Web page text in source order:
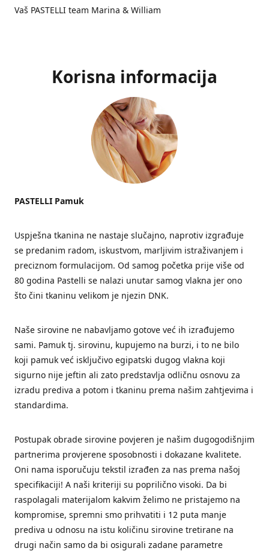
Vaš PASTELLI team Marina & William
Korisna informacija
PASTELLI Pamuk
Uspješna tkanina ne nastaje slučajno, naprotiv izgrađuje
se predanim radom, iskustvom, marljivim istraživanjem i
preciznom formulacijom. Od samog početka prije više od
80 godina Pastelli se nalazi unutar samog vlakna jer ono
što čini tkaninu velikom je njezin DNK.
Naše sirovine ne nabavljamo gotove već ih izrađujemo
sami. Pamuk tj. sirovinu, kupujemo na burzi, i to ne bilo
koji pamuk već isključivo egipatski dugog vlakna koji
sigurno nije jeftin ali zato predstavlja odličnu osnovu za
izradu prediva a potom i tkaninu prema našim zahtjevima i
standardima.
Postupak obrade sirovine povjeren je našim dugogodišnjim
partnerima provjerene sposobnosti i dokazane kvalitete.
Oni nama isporučuju tekstil izrađen za nas prema našoj
specifikaciji! A naši kriteriji su poprilično visoki. Da bi
raspolagali materijalom kakvim želimo ne pristajemo na
kompromise, spremni smo prihvatiti i 12 puta manje
prediva u odnosu na istu količinu sirovine tretirane na
drugi način samo da bi osigurali zadane parametre